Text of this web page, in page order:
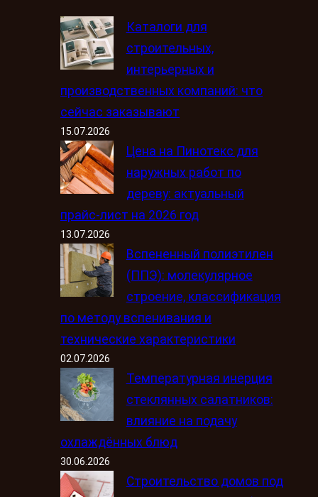
Каталоги для
строительных,
интерьерных и
производственных компаний: что
сейчас заказывают
15.07.2026
Цена на Пинотекс для
наружных работ по
дереву: актуальный
прайс-лист на 2026 год
13.07.2026
Вспененный полиэтилен
(ППЭ): молекулярное
строение, классификация
по методу вспенивания и
технические характеристики
02.07.2026
Температурная инерция
стеклянных салатников:
влияние на подачу
охлаждённых блюд
30.06.2026
Строительство домов под